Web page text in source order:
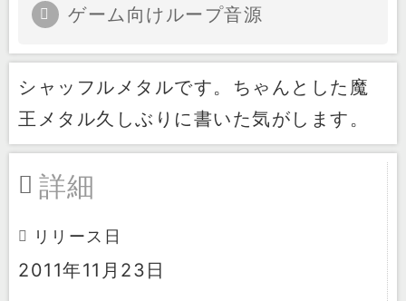
ゲーム向けループ音源
シャッフルメタルです。ちゃんとした魔
王メタル久しぶりに書いた気がします。
詳細
リリース日
2011年11月23日